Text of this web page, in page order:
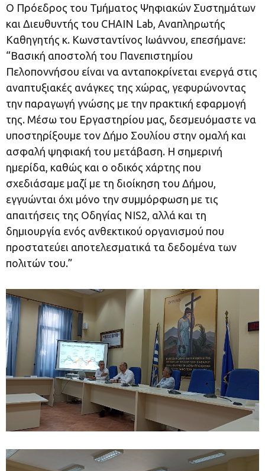
Ο Πρόεδρος του Τμήματος Ψηφιακών Συστημάτων
και Διευθυντής του CHAIN Lab, Αναπληρωτής
Καθηγητής κ. Κωνσταντίνος Ιωάννου, επεσήμανε:
“Βασική αποστολή του Πανεπιστημίου
Πελοποννήσου είναι να ανταποκρίνεται ενεργά στις
αναπτυξιακές ανάγκες της χώρας, γεφυρώνοντας
την παραγωγή γνώσης με την πρακτική εφαρμογή
της. Μέσω του Εργαστηρίου μας, δεσμευόμαστε να
υποστηρίξουμε τον Δήμο Σουλίου στην ομαλή και
ασφαλή ψηφιακή του μετάβαση. Η σημερινή
ημερίδα, καθώς και ο οδικός χάρτης που
σχεδιάσαμε μαζί με τη διοίκηση του Δήμου,
εγγυώνται όχι μόνο την συμμόρφωση με τις
απαιτήσεις της Οδηγίας NIS2, αλλά και τη
δημιουργία ενός ανθεκτικού οργανισμού που
προστατεύει αποτελεσματικά τα δεδομένα των
πολιτών του.”